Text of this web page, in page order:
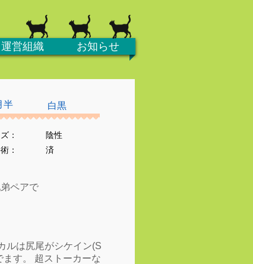
運営組織 お知らせ
半 白黒
：
陰性
：
済
ペアで
ルは尻尾がシケイン(S
す。 超ストーカーな